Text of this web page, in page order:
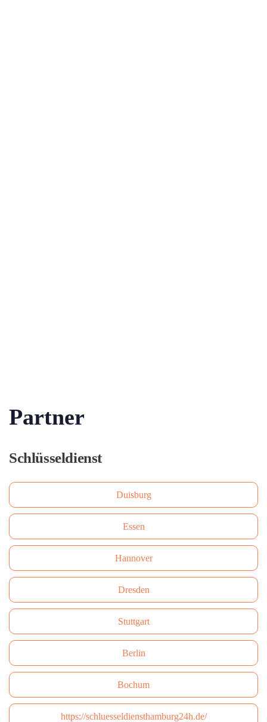
Partner
Schlüsseldienst
Duisburg
Essen
Hannover
Dresden
Stuttgart
Berlin
Bochum
https://schluesseldiensthamburg24h.de/